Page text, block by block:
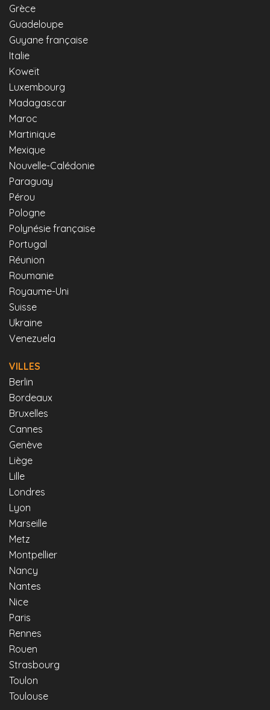
Grèce
Guadeloupe
Guyane française
Italie
Koweït
Luxembourg
Madagascar
Maroc
Martinique
Mexique
Nouvelle-Calédonie
Paraguay
Pérou
Pologne
Polynésie française
Portugal
Réunion
Roumanie
Royaume-Uni
Suisse
Ukraine
Venezuela
VILLES
Berlin
Bordeaux
Bruxelles
Cannes
Genève
Liège
Lille
Londres
Lyon
Marseille
Metz
Montpellier
Nancy
Nantes
Nice
Paris
Rennes
Rouen
Strasbourg
Toulon
Toulouse